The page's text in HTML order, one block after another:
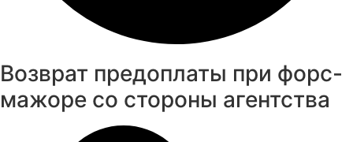
Возврат предоплаты при форс-
мажоре со стороны агентства